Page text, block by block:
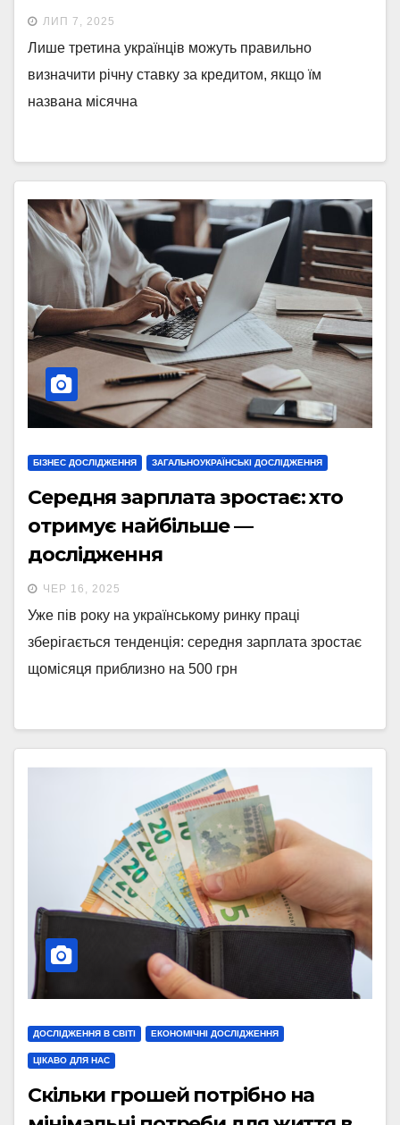
ЛИП 7, 2025
Лише третина українців можуть правильно
визначити річну ставку за кредитом, якщо їм
названа місячна
БІЗНЕС ДОСЛІДЖЕННЯ ЗАГАЛЬНОУКРАЇНСЬКІ ДОСЛІДЖЕННЯ
Середня зарплата зростає: хто
отримує найбільше —
дослідження
ЧЕР 16, 2025
Уже пів року на українському ринку праці
зберігається тенденція: середня зарплата зростає
щомісяця приблизно на 500 грн
ДОСЛІДЖЕННЯ В СВІТІ ЕКОНОМІЧНІ ДОСЛІДЖЕННЯ
ЦІКАВО ДЛЯ НАС
Скільки грошей потрібно на